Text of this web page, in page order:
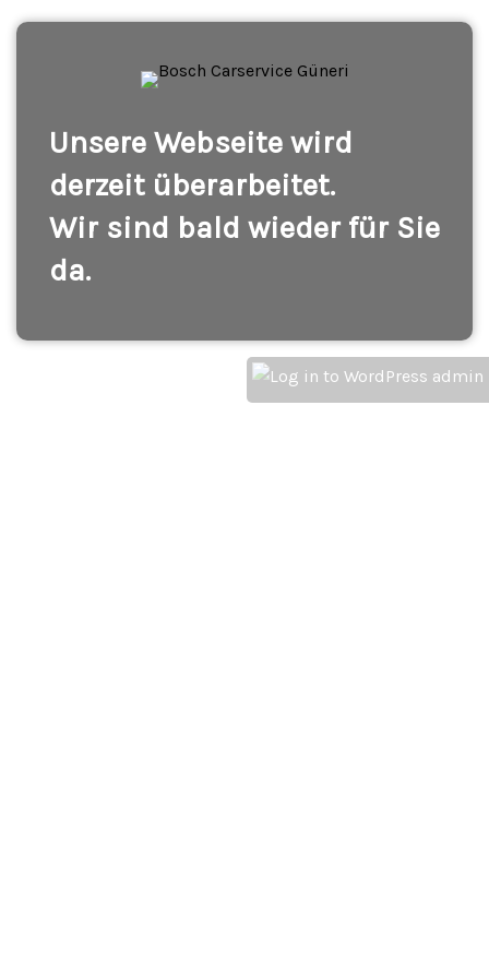
Unsere Webseite wird
derzeit überarbeitet.
Wir sind bald wieder für Sie
da.